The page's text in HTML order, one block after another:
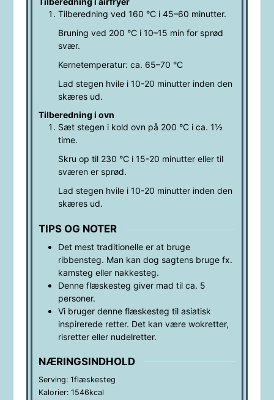
Tilberedning ved 160 °C i 45–60 minutter.
Bruning ved 200 °C i 10–15 min for sprød
svær.
Kernetemperatur: ca. 65–70 °C
Lad stegen hvile i 10-20 minutter inden den
skæres ud.
Tilberedning i ovn
Sæt stegen i kold ovn på 200 °C i ca. 1½
time.
Skru op til 230 °C i 15-20 minutter eller til
sværen er sprød.
Lad stegen hvile i 10-20 minutter inden den
skæres ud.
TIPS OG NOTER
Det mest traditionelle er at bruge
ribbensteg. Man kan dog sagtens bruge fx.
kamsteg eller nakkesteg.
Denne flæskesteg giver mad til ca. 5
personer.
Vi bruger denne flæskesteg til asiatisk
inspirerede retter. Det kan være wokretter,
risretter eller nudelretter.
NÆRINGSINDHOLD
Serving: 1flæskesteg
Kalorier: 1546kcal